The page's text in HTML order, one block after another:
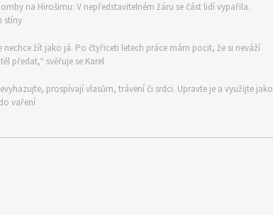
na Hirošimu: V nepředstavitelném žáru se část lidí vypařila.
stíny
nechce žít jako já. Po čtyřiceti letech práce mám pocit, že si neváží
předat,“ svěřuje se Karel
prospívají vlasům, trávení či srdci. Upravte je a využijte jako
vaření